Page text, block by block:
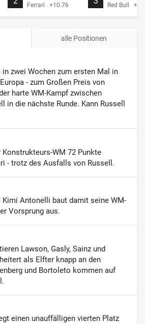
Ferrari +10.76 Red Bull
alle Positionen
in zwei Wochen zum ersten Mal in
- zum Großen Preis von
harte WM-Kampf zwischen
in die nächste Runde. Kann Russell
WM 72 Punkte
- trotz des Ausfalls von Russell.
Kimi Antonelli baut damit seine WM-
Vorsprung aus.
Lawson, Gasly, Sainz und
als Elfter knapp an den
und Bortoleto kommen auf
einen unauffälligen vierten Platz